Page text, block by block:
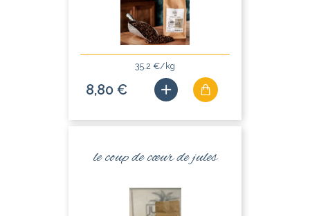
35.2 €/kg
8,80 €
le coup de cœur de jules